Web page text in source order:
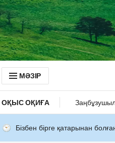
МӘЗІР
ОҚЫС ОҚИҒА
Бізбен бірге қатарынан